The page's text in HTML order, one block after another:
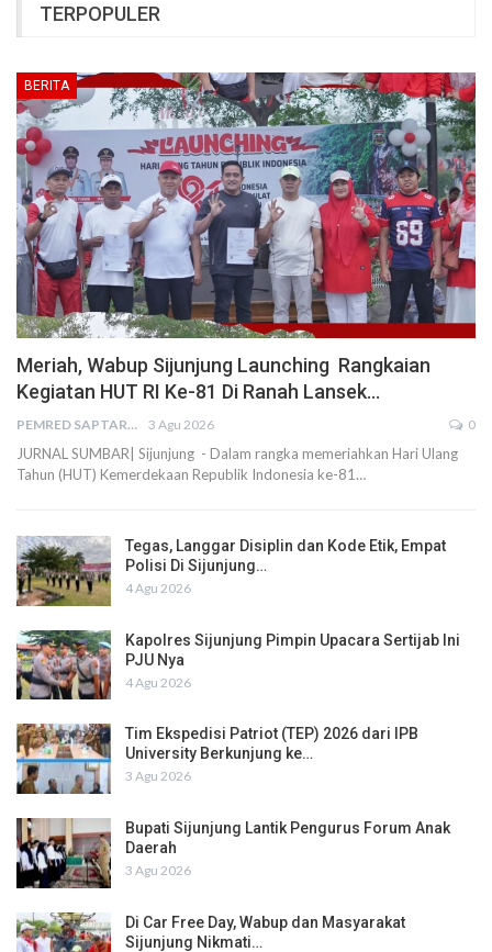
TERPOPULER
BERITA
Meriah, Wabup Sijunjung Launching Rangkaian
Kegiatan HUT RI Ke-81 Di Ranah Lansek…
PEMRED SAPTARIUS 3 Agu 2026 0
JURNAL SUMBAR| Sijunjung - Dalam rangka memeriahkan Hari Ulang
Tahun (HUT) Kemerdekaan Republik Indonesia ke-81…
Tegas, Langgar Disiplin dan Kode Etik, Empat
Polisi Di Sijunjung…
4 Agu 2026
Kapolres Sijunjung Pimpin Upacara Sertijab Ini
PJU Nya
4 Agu 2026
Tim Ekspedisi Patriot (TEP) 2026 dari IPB
University Berkunjung ke…
3 Agu 2026
Bupati Sijunjung Lantik Pengurus Forum Anak
Daerah
3 Agu 2026
Di Car Free Day, Wabup dan Masyarakat
Sijunjung Nikmati…